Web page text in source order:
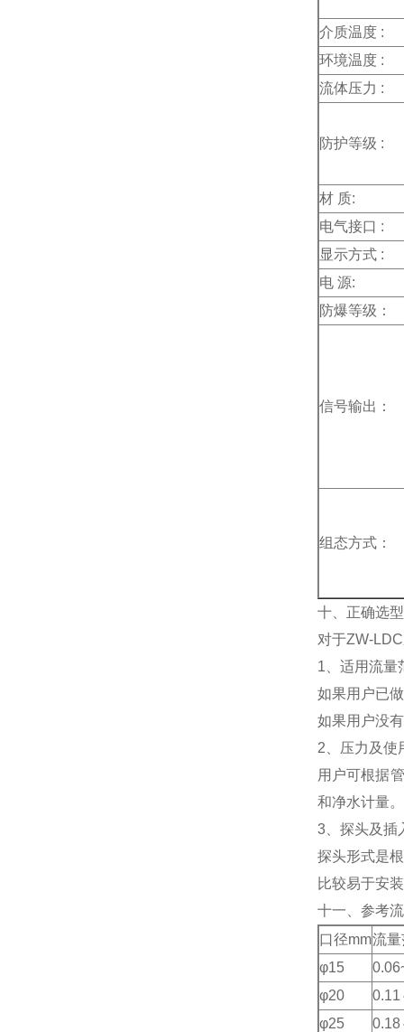
介质温度:
环境温度:
流体压力 :
防护等级 :
材 质:
电气接口 :
显示方式:
电 源:
防爆等级：
信号输出：
组态方式：
十、正确选
对于ZW-
1、适用流量
如果用户已
如果用户没
2、压力及使
用户可根据
和净水计量
3、探头及插
探头形式是
比较易于安
十一、参考
口径mm流量
φ15
φ20
0.11
φ25
0.18